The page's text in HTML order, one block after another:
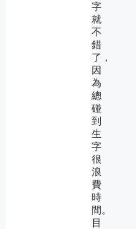
字
就
不
錯
了，
因
為
總
碰
到
生
字
很
浪
費
時
間。
目